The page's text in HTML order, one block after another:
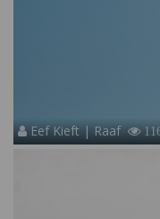
Eef Kieft | Raaf